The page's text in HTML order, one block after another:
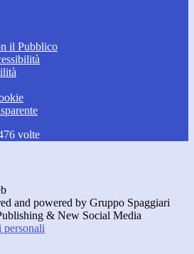
il Pubblico
volte
and powered by Gruppo Spaggiari
& New Social Media
personali